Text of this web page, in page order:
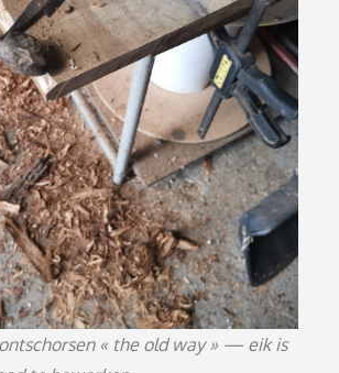
« the old way » — eik is